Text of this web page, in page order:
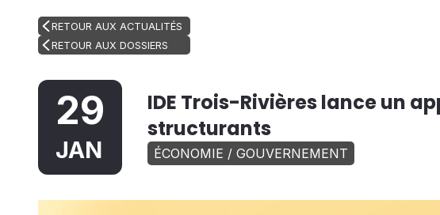
RETOUR AUX ACTUALITÉS
RETOUR AUX DOSSIERS
29
JAN
IDE Trois-Rivières lance un
structurants
ÉCONOMIE / GOUVERNEMENT